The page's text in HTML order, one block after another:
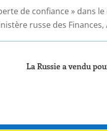
de confiance » dans
russe des
La Russie a vendu